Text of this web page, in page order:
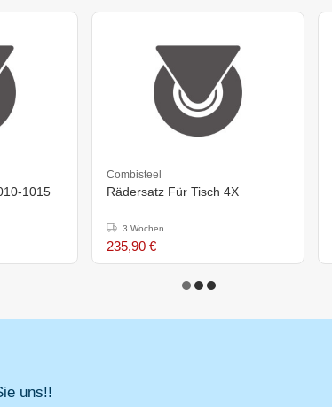
1015
Combisteel
Rädersatz Für Tisch 4X
3 Wochen
235,90 €
uns!!